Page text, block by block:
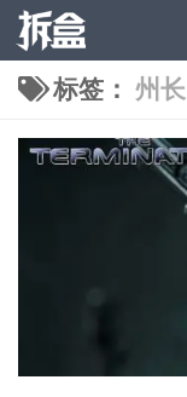
跳至内容
标签： 州长